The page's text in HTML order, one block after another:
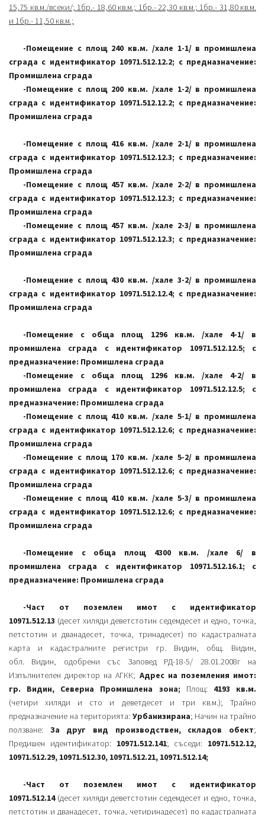
15,75 кв.м./всеки/; 1бр.- 18,60 кв.м.; 1бр.- 22,30 кв.м.; 1бр.- 31,80 кв.м.
и 1бр.- 11,50 кв.м.;
-Помещение с площ 240 кв.м. /хале 1-1/ в промишлена
сграда с идентификатор 10971.512.12.2; с предназначение:
Промишлена сграда
-Помещение с площ 200 кв.м. /хале 1-2/ в промишлена
сграда с идентификатор 10971.512.12.2; с предназначение:
Промишлена сграда
-Помещение с площ 416 кв.м. /хале 2-1/ в промишлена
сграда с идентификатор 10971.512.12.3; с предназначение:
Промишлена сграда
-Помещение с площ 457 кв.м. /хале 2-2/ в промишлена
сграда с идентификатор 10971.512.12.3; с предназначение:
Промишлена сграда
-Помещение с площ 457 кв.м. /хале 2-3/ в промишлена
сграда с идентификатор 10971.512.12.3; с предназначение:
Промишлена сграда
-Помещение с площ 430 кв.м. /хале 3-2/ в промишлена
сграда с идентификатор 10971.512.12.4; с предназначение:
Промишлена сграда
-Помещение с обща площ 1296 кв.м. /хале 4-1/ в
промишлена сграда с идентификатор 10971.512.12.5; с
предназначение: Промишлена сграда
-Помещение с обща площ 1296 кв.м. /хале 4-2/ в
промишлена сграда с идентификатор 10971.512.12.5; с
предназначение: Промишлена сграда
-Помещение с площ 410 кв.м. /хале 5-1/ в промишлена
сграда с идентификатор 10971.512.12.6; с предназначение:
Промишлена сграда
-Помещение с площ 170 кв.м. /хале 5-2/ в промишлена
сграда с идентификатор 10971.512.12.6; с предназначение:
Промишлена сграда
-Помещение с площ 410 кв.м. /хале 5-3/ в промишлена
сграда с идентификатор 10971.512.12.6; с предназначение:
Промишлена сграда
-Помещение с обща площ 4300 кв.м. /хале 6/ в
промишлена сграда с идентификатор 10971.512.16.1; с
предназначение: Промишлена сграда
-Част от поземлен имот с идентификатор
10971.512.13 (десет хиляди деветстотин седемдесет и едно, точка,
петстотин и дванадесет, точка, тринадесет) по кадастралната
карта и кадастралните регистри гр. Видин, общ. Видин,
обл. Видин, одобрени със Заповед РД-18-5/ 28.01.2008г на
Изпълнителен директор на АГКК; Адрес на поземления имот:
гр. Видин, Северна Промишлена зона; Площ: 4193 кв.м.
(четири хиляди и сто и деветдесет и три кв.м.); Трайно
предназначение на територията: Урбанизирана; Начин на трайно
ползване: За друг вид производствен, складов обект;
Предишен идентификатор: 10971.512.141; съседи: 10971.512.12,
10971.512.29, 10971.512.30, 10971.512.21, 10971.512.14;
-Част от поземлен имот с идентификатор
10971.512.14 (десет хиляди деветстотин седемдесет и едно, точка,
петстотин и дванадесет, точка, четиринадесет) по кадастралната